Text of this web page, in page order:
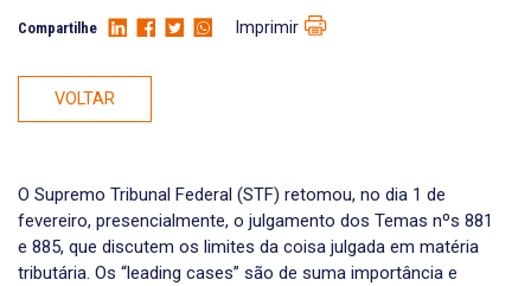
Compartilhe Imprimir
VOLTAR
O Supremo Tribunal Federal (STF) retomou, no dia 1 de
fevereiro, presencialmente, o julgamento dos Temas nºs 881
e 885, que discutem os limites da coisa julgada em matéria
tributária. Os “leading cases” são de suma importância e